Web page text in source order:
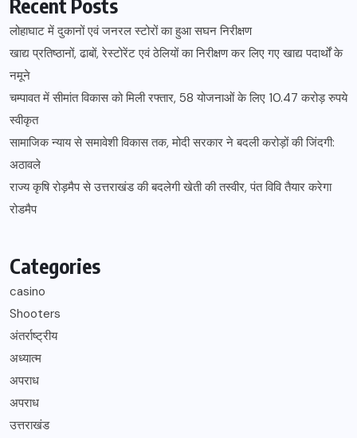
Recent Posts
लोहाघाट में दुकानों एवं जनरल स्टोरों का हुआ सघन निरीक्षण
खाद्य प्रतिष्ठानों, ढाबों, रेस्टोरेंट एवं ठेलियों का निरीक्षण कर लिए गए खाद्य पदार्थों के
नमूने
चम्पावत में सीमांत विकास को मिली रफ्तार, 58 योजनाओं के लिए 10.47 करोड़ रुपये
स्वीकृत
सामाजिक न्याय से समावेशी विकास तक, मोदी सरकार ने बदली करोड़ों की जिंदगी:
अठावले
राज्य कृषि रोड़मैप से उत्तराखंड की बदलेगी खेती की तस्वीर, पंत विवि तैयार करेगा
रोडमैप
Categories
casino
Shooters
अंतर्राष्ट्रीय
अध्यात्म
अपराध
अपराध
उत्तराखंड